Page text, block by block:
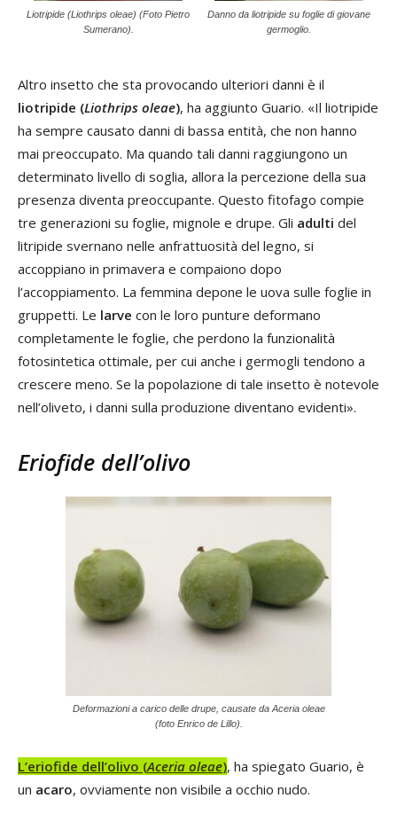
Liotripide (Liothrips oleae) (Foto Pietro
Sumerano).
Danno da liotripide su foglie di giovane
germoglio.
Altro insetto che sta provocando ulteriori danni è il
liotripide (Liothrips oleae), ha aggiunto Guario. «Il liotripide
ha sempre causato danni di bassa entità, che non hanno
mai preoccupato. Ma quando tali danni raggiungono un
determinato livello di soglia, allora la percezione della sua
presenza diventa preoccupante. Questo fitofago compie
tre generazioni su foglie, mignole e drupe. Gli adulti del
litripide svernano nelle anfrattuosità del legno, si
accoppiano in primavera e compaiono dopo
l’accoppiamento. La femmina depone le uova sulle foglie in
gruppetti. Le larve con le loro punture deformano
completamente le foglie, che perdono la funzionalità
fotosintetica ottimale, per cui anche i germogli tendono a
crescere meno. Se la popolazione di tale insetto è notevole
nell’oliveto, i danni sulla produzione diventano evidenti».
Eriofide dell’olivo
Deformazioni a carico delle drupe, causate da Aceria oleae
(foto Enrico de Lillo).
L’eriofide dell’olivo (Aceria oleae), ha spiegato Guario, è
un acaro, ovviamente non visibile a occhio nudo.